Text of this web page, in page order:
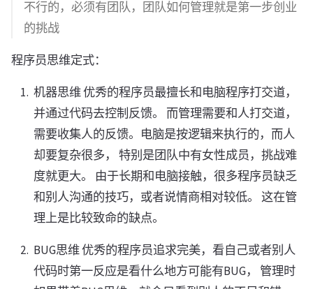
不行的，必须有团队，团队如何管理就是第一步创业
的挑战
程序员思维定式：
机器思维 优秀的程序员最擅长和电脑程序打交道，
并通过代码去控制反馈。 而管理需要和人打交道，
需要收集人的反馈。电脑是按逻辑来执行的，而人
却要复杂很多， 特别是团队中有女性成员，挑战难
度就更大。 由于长期和电脑接触，很多程序员缺乏
和别人沟通的技巧，或者说情商相对较低。 这在管
理上是比较致命的缺点。
BUG思维 优秀的程序员追求完美，看自己或者别人
代码时第一反应是看什么地方可能有BUG， 管理时